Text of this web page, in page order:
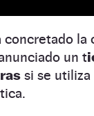
concretado la
un t
si se